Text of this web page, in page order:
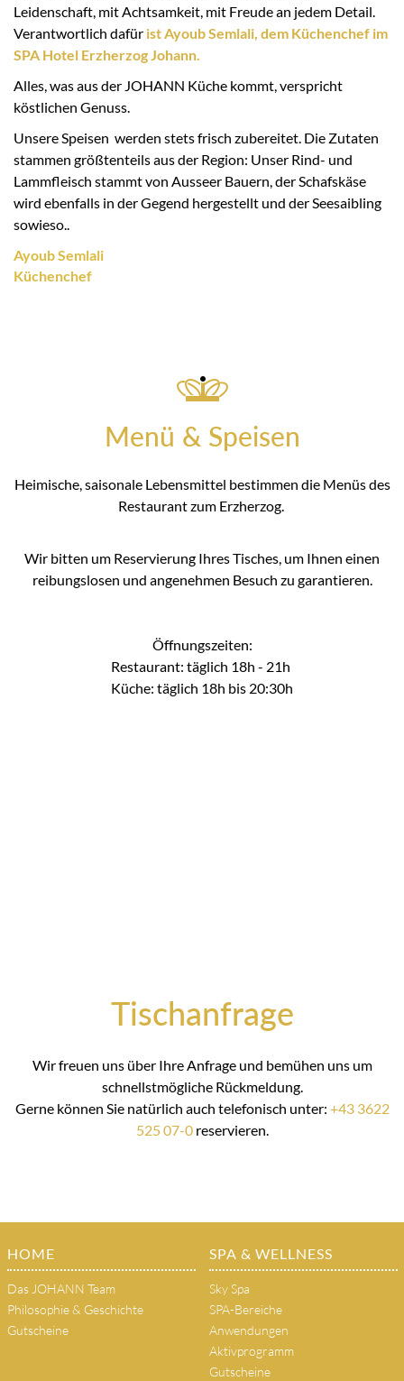
Leidenschaft, mit Achtsamkeit, mit Freude an jedem Detail.
Verantwortlich dafür ist Ayoub Semlali, dem Küchenchef im
SPA Hotel Erzherzog Johann.
Alles, was aus der JOHANN Küche kommt, verspricht
köstlichen Genuss.
Unsere Speisen werden stets frisch zubereitet. Die Zutaten
stammen größtenteils aus der Region: Unser Rind- und
Lammfleisch stammt von Ausseer Bauern, der Schafskäse
wird ebenfalls in der Gegend hergestellt und der Seesaibling
sowieso..
Ayoub Semlali
Küchenchef
Menü & Speisen
Heimische, saisonale Lebensmittel bestimmen die Menüs des
Restaurant zum Erzherzog.
Wir bitten um Reservierung Ihres Tisches, um Ihnen einen
reibungslosen und angenehmen Besuch zu garantieren.
Öffnungszeiten:
Restaurant: täglich 18h - 21h
Küche: täglich 18h bis 20:30h
Tischanfrage
Wir freuen uns über Ihre Anfrage und bemühen uns um
schnellstmögliche Rückmeldung.
Gerne können Sie natürlich auch telefonisch unter: +43 3622
525 07-0reservieren.
HOME
Das JOHANN Team
Philosophie & Geschichte
Gutscheine
SPA & WELLNESS
Sky Spa
SPA-Bereiche
Anwendungen
Aktivprogramm
Gutscheine